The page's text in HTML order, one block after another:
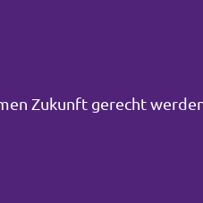
Zukunft gerecht